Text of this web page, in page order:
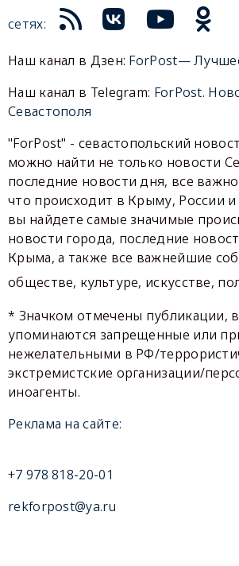
сетях:
Наш канал в Дзен: ForPost—
Наш канал в Telegram: ForPost.
Севастополя
"ForPost" - севастопольский
можно найти не только новости
последние новости дня, все
что происходит в Крыму, России и
вы найдете самые значимые
новости города, последние
Крыма, а также все важнейшие
обществе, культуре, искусстве,
* Значком отмечены публикации,
упоминаются запрещенные или
нежелательными в РФ/
экстремистские организации/
иноагенты.
Реклама на сайте:
+7 978 818-20-01
rekforpost@ya.ru